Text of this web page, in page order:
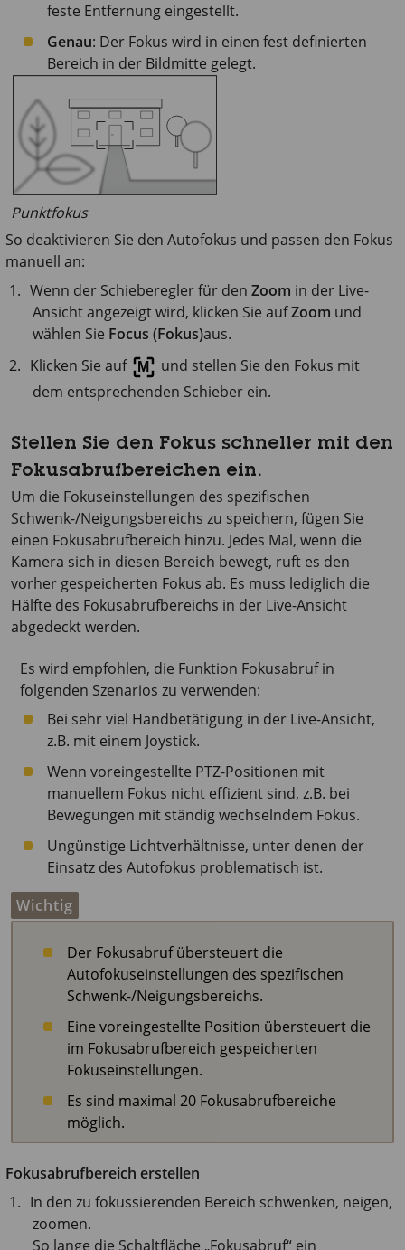
feste Entfernung eingestellt.
Genau: Der Fokus wird in einen fest definierten
Bereich in der Bildmitte gelegt.
Punktfokus
So deaktivieren Sie den Autofokus und passen den Fokus
manuell an:
Wenn der Schieberegler für denZoom in der Live-
Ansicht angezeigt wird, klicken Sie aufZoom und
wählen Sie Focus (Fokus)aus.
Klicken Sie auf
und stellen Sie den Fokus mit
dem entsprechenden Schieber ein.
Stellen Sie den Fokus schneller mit den
Fokusabrufbereichen ein.
Um die Fokuseinstellungen des spezifischen
Schwenk-/Neigungsbereichs zu speichern, fügen Sie
einen Fokusabrufbereich hinzu. Jedes Mal, wenn die
Kamera sich in diesen Bereich bewegt, ruft es den
vorher gespeicherten Fokus ab. Es muss lediglich die
Hälfte des Fokusabrufbereichs in der Live-Ansicht
abgedeckt werden.
Es wird empfohlen, die Funktion Fokusabruf in
folgenden Szenarios zu verwenden:
Bei sehr viel Handbetätigung in der Live-Ansicht,
z.B. mit einem Joystick.
Wenn voreingestellte PTZ-Positionen mit
manuellem Fokus nicht effizient sind, z.B. bei
Bewegungen mit ständig wechselndem Fokus.
Ungünstige Lichtverhältnisse, unter denen der
Einsatz des Autofokus problematisch ist.
Wichtig
Der Fokusabruf übersteuert die
Autofokuseinstellungen des spezifischen
Schwenk-/Neigungsbereichs.
Eine voreingestellte Position übersteuert die
im Fokusabrufbereich gespeicherten
Fokuseinstellungen.
Es sind maximal 20 Fokusabrufbereiche
möglich.
Fokusabrufbereich erstellen
In den zu fokussierenden Bereich schwenken, neigen,
zoomen.
So lange die Schaltfläche „Fokusabruf“ ein